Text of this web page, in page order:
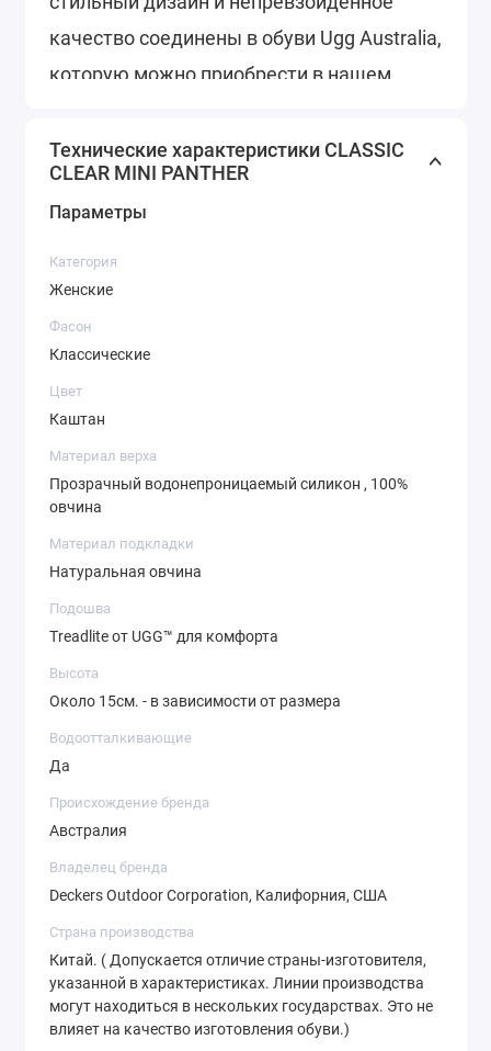
качество соединены в обуви Ugg Australia,
которую можно приобрести в нашем
Технические характеристики CLASSIC
CLEAR MINI PANTHER
Параметры
Категория
Женские
Фасон
Классические
Цвет
Каштан
Материал верха
Прозрачный водонепроницаемый силикон , 100%
овчина
Материал подкладки
Натуральная овчина
Подошва
Treadlite от UGG™ для комфорта
Высота
Около 15см. - в зависимости от размера
Водоотталкивающие
Да
Происхождение бренда
Австралия
Владелец бренда
Deckers Outdoor Corporation, Калифорния, США
Страна производства
Китай. ( Допускается отличие страны-изготовителя,
указанной в характеристиках. Линии производства
могут находиться в нескольких государствах. Это не
влияет на качество изготовления обуви.)